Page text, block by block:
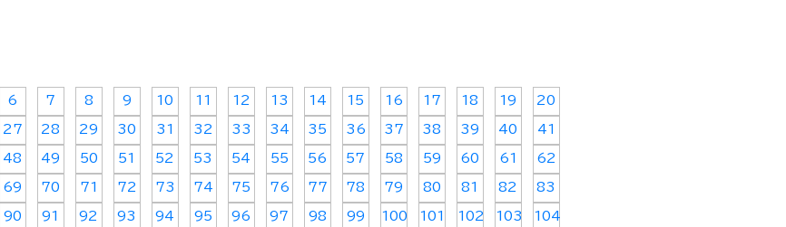
6 7 8 9 10 11 12 13 14 15 16 17 18 19 20
27 28 29 30 31 32 33 34 35 36 37 38 39 40 41
48 49 50 51 52 53 54 55 56 57 58 59 60 61 62
69 70 71 72 73 74 75 76 77 78 79 80 81 82 83
90 91 92 93 94 95 96 97 98 99 100 101 102 103 104